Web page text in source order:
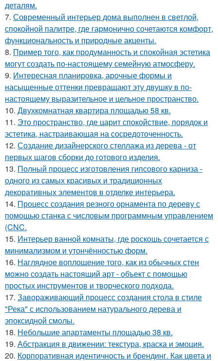
деталям.
7. Современный интерьер дома выполнен в светлой,
спокойной палитре, где гармонично сочетаются комфорт,
функциональность и природные акценты.
8. Пример того, как продуманность и спокойная эстетика
могут создать по-настоящему семейную атмосферу.
9. Интересная планировка, арочные формы и
насыщенные оттенки превращают эту двушку в по-
настоящему выразительное и цельное пространство.
10. Двухкомнатная квартира площадью 58 кв.
11. Это пространство, где царит спокойствие, порядок и
эстетика, настраивающая на сосредоточенность.
12. Создание дизайнерского стеллажа из дерева - от
первых шагов сборки до готового изделия.
13. Полный процесс изготовления гипсового карниза -
одного из самых красивых и традиционных
декоративных элементов в отделке интерьера.
14. Процесс создания резного орнамента по дереву с
помощью станка с числовым программным управлением
(CNC.
15. Интерьер ванной комнаты, где роскошь сочетается с
минимализмом и утончённостью форм.
16. Наглядное воплощение того, как из обычных стен
можно создать настоящий арт - объект с помощью
простых инструментов и творческого подхода.
17. Завораживающий процесс создания стола в стиле
"Река" с использованием натурального дерева и
эпоксидной смолы.
18. Небольшие апартаменты площадью 38 кв.
19. Абстракция в движении: текстура, краска и эмоция.
20. Корпоративная идентичность и брендинг. Как цвета и